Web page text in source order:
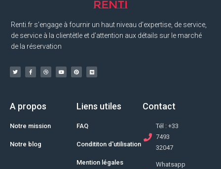
Renti.fr s’engage à fournir un haut niveau d’expertise, de service,
de service à la clientètle et d’attention aux détails sur le marché
de la réservation
A propos
Notre mission
Notre blog
Liens utiles
FAQ
Condititon d'utilisation
Mention légales
Contact
Tél : +33
7493
32047
Whatsapp